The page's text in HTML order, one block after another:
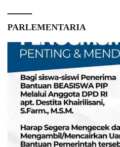
PARLEMENTARIA